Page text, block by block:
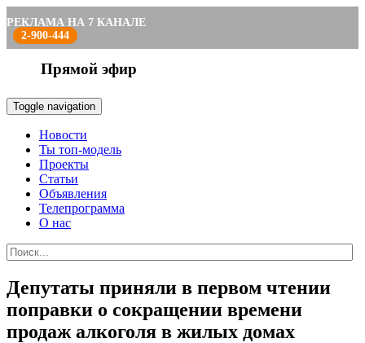
РЕКЛАМА НА 7 КАНАЛЕ
2-900-444
Прямой эфир
Toggle navigation
Новости
Ты топ-модель
Проекты
Статьи
Объявления
Телепрограмма
О нас
Депутаты приняли в первом чтении
поправки о сокращении времени
продаж алкоголя в жилых домах